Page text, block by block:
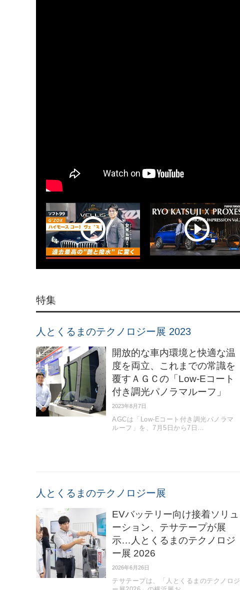
特集
人とくるまのテクノロジー展 2023
開放的な車内環境と快適な温
度を両立、これまでの常識を
覆すＡＧＣの「Low-Eコート
付き調光パノラマルーフ」
2023年8月7日
AGCは「Low-Eコート付き調光パノラマ
ルーフ」を、7月5日から7日…
人とくるまのテクノロジー展
EVバッテリー向け接着ソリュ
ーション、テサテープが展
示…人とくるまのテクノロジ
ー展 2026
2026年6月26日
テサテープは、「人とくるまのテクノロジ